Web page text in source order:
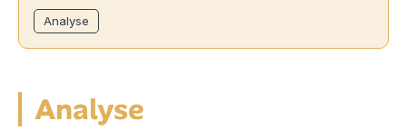
Analyse
Analyse